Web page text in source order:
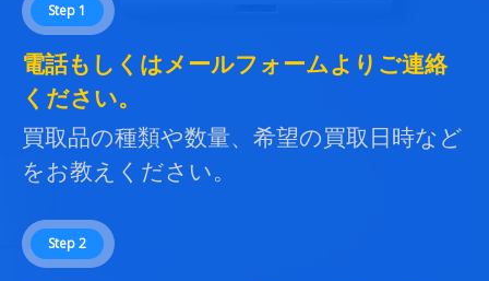
Step 1
電話もしくはメールフォームよりご連絡
ください。
買取品の種類や数量、希望の買取日時など
をお教えください。
Step 2